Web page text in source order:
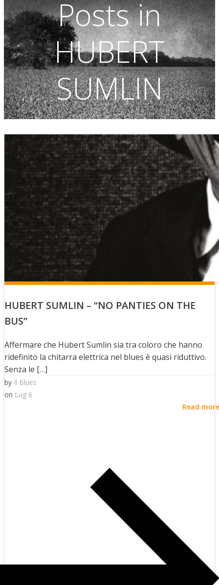
Posts in
HUBERT
SUMLIN
HUBERT SUMLIN – “NO PANTIES ON THE
BUS”
Affermare che Hubert Sumlin sia tra coloro che hanno
ridefinito la chitarra elettrica nel blues è quasi riduttivo.
Senza le […]
by Il Blues
on Lug 6
Read more